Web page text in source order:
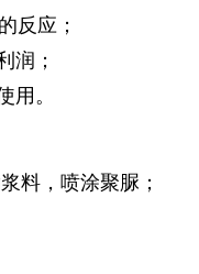
反应；
润；
用。
料，喷涂聚脲；